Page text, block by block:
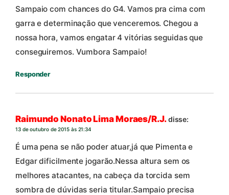
Sampaio com chances do G4. Vamos pra cima com
garra e determinação que venceremos. Chegou a
nossa hora, vamos engatar 4 vitórias seguidas que
conseguiremos. Vumbora Sampaio!
Responder
Raimundo Nonato Lima Moraes/R.J.disse:
13 de outubro de 2015 às 21:34
É uma pena se não poder atuar,já que Pimenta e
Edgar dificilmente jogarão.Nessa altura sem os
melhores atacantes, na cabeça da torcida sem
sombra de dúvidas seria titular.Sampaio precisa